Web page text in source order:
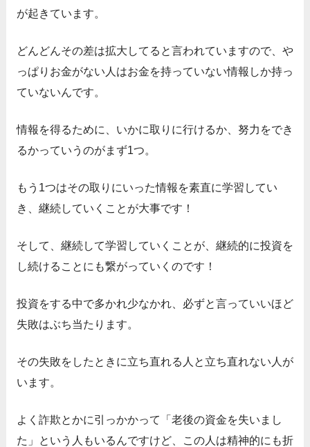
が起きています。
どんどんその差は拡大してると言われていますので、や
っぱりお金がない人はお金を持っていない情報しか持っ
ていないんです。
情報を得るために、いかに取りに行けるか、努力をでき
るかっていうのがまず1つ。
もう1つはその取りにいった情報を素直に学習してい
き、継続していくことが大事です！
そして、継続して学習していくことが、継続的に投資を
し続けることにも繋がっていくのです！
投資をする中で多かれ少なかれ、必ずと言っていいほど
失敗はぶち当たります。
その失敗をしたときに立ち直れる人と立ち直れない人が
います。
よく詐欺とかに引っかかって「老後の資金を失いまし
た」という人もいるんですけど、この人は精神的にも折